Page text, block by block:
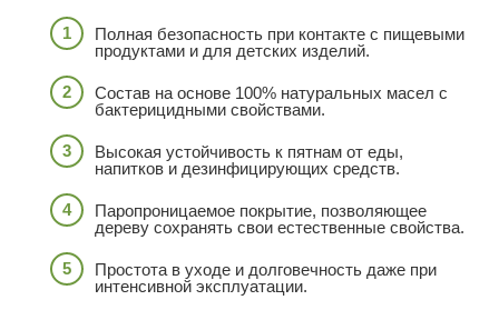
Полная безопасность при контакте с пищевыми
продуктами и для детских изделий.
Состав на основе 100% натуральных масел с
бактерицидными свойствами.
Высокая устойчивость к пятнам от еды,
напитков и дезинфицирующих средств.
Паропроницаемое покрытие, позволяющее
дереву сохранять свои естественные свойства.
Простота в уходе и долговечность даже при
интенсивной эксплуатации.